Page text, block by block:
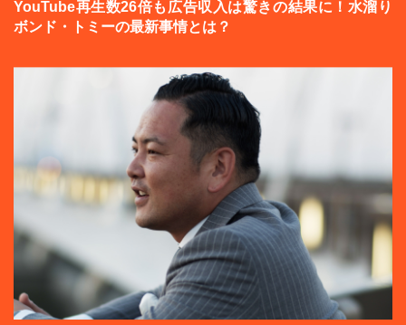
YouTube再生数26倍も広告収入は驚きの結果に！水溜り
ボンド・トミーの最新事情とは？